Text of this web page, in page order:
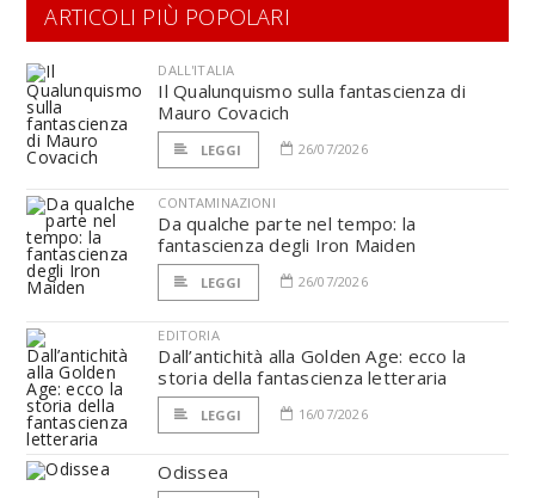
ARTICOLI PIÙ POPOLARI
DALL'ITALIA
Il Qualunquismo sulla fantascienza di
Mauro Covacich
LEGGI 26/07/2026
CONTAMINAZIONI
Da qualche parte nel tempo: la
fantascienza degli Iron Maiden
LEGGI 26/07/2026
EDITORIA
Dall’antichità alla Golden Age: ecco la
storia della fantascienza letteraria
LEGGI 16/07/2026
Odissea